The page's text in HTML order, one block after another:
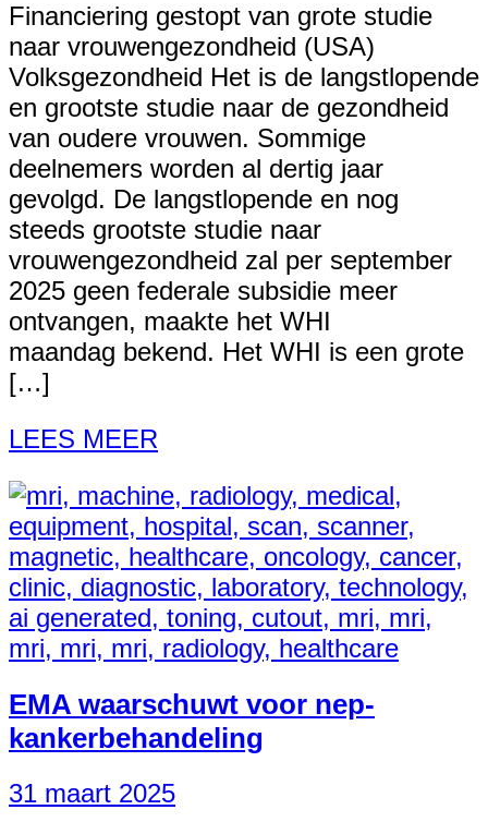
Financiering gestopt van grote studie
naar vrouwengezondheid (USA)
Volksgezondheid Het is de langstlopende
en grootste studie naar de gezondheid
van oudere vrouwen. Sommige
deelnemers worden al dertig jaar
gevolgd. De langstlopende en nog
steeds grootste studie naar
vrouwengezondheid zal per september
2025 geen federale subsidie meer
ontvangen, maakte het WHI
maandag bekend. Het WHI is een grote
[…]
LEES MEER
EMA waarschuwt voor nep-
kankerbehandeling
31 maart 2025